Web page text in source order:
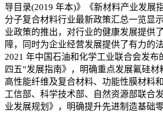
导目录(2019 年本)》《新材料产业发展
分子复合材料行业最新政策汇总一览显
业政策的推出，对行业的健康发展提供
障，同时为企业经营发展提供了有力的
2021 年中国石油和化学工业联合会发布
四五”发展指南》，明确重点发展氟硅材
高性能纤维及复合材料、功能性膜材料
工信部、科学技术部、自然资源部联合
业发展规划》，明确提升先进制造基础